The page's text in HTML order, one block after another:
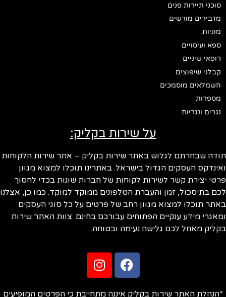
סוכני תיירות פנים
מדבירים מורשים
מוניות
ספא ועיסויים
רופאי שיניים
קבלני שיפוצים
חשמלאים מוסמכים
מספרות
נגרים ונגריות
על שירות בקליק:
שבחרתם לגלוש באתר שירות בקליק – אתר שירות הלקוחות
העסקים הגדול בישראל. באתרינו תוכלו למצוא מגוון
יצירת קשר לשירות לקוחות של חברות שונות בכדי לחסוך
בתיסכול, זמן והעברת הטלפונים ממוקד למוקד. כמו כן, אצלנו
תוכלו למצוא מגוון רחב של פרטים על כל סוגי העסקים
מידע ענקיים הפתוחים עבורכם בחינם. צוות האתר שירות
מאחל לכם גלישה נעימה ובטוחה.
האתר שירות בקליק איננה מתחייבת כי הפרטים המופיעים